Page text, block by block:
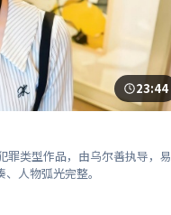
23:44
罪类型作品，由乌尔善执导，易
人物弧光完整。